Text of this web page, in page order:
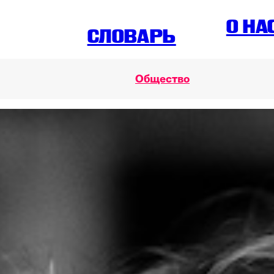
СЛОВАРЬ O
Общество